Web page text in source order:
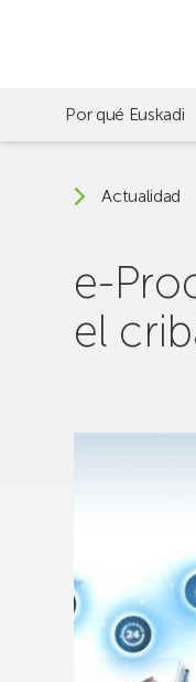
Por qué Euskadi
Actualidad
e-
el